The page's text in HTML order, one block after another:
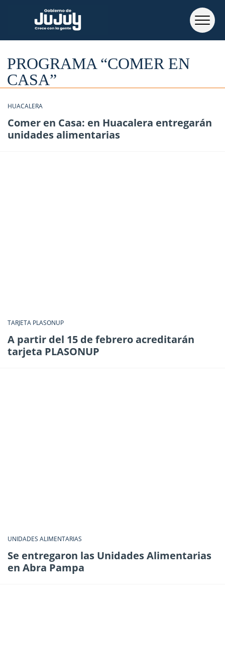
PROGRAMA “COMER EN
CASA”
HUACALERA
Comer en Casa: en Huacalera entregarán
unidades alimentarias
TARJETA PLASONUP
A partir del 15 de febrero acreditarán
tarjeta PLASONUP
UNIDADES ALIMENTARIAS
Se entregaron las Unidades Alimentarias
en Abra Pampa